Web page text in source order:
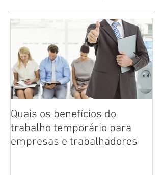
Quais os benefícios do
trabalho temporário para
empresas e trabalhadores